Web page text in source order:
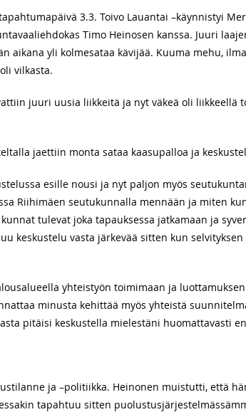
3.3. Toivo Lauantai –käynnistyi
Timo Heinosen kanssa. Juuri
aikana yli kolmesataa kävijää. Kuuma mehu,
vilkasta.
juuri uusia liikkeitä ja nyt väkeä oli liikkeellä
jaettiin monta sataa kaasupalloa ja
esille nousi ja nyt paljon myös
Riihimäen seutukunnalla mennään ja miten
tulevat joka tapauksessa jatkamaan ja
keskustelu vasta järkevää sitten kun
yhteistyön toimimaan ja
minusta kehittää myös yhteistä
pitäisi keskustella mielestäni huomattavasti
ja –politiikka. Heinonen muistutti, että
tapahtuu sitten